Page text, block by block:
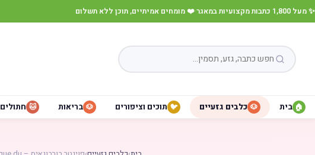
✨ מעל 1,800 כתבות מקצועיות במאגר ·❤️ מומחים אמיתיים, תוכן ללא תשלום
🏠 בית 🐶 כלבים גזעיים 🐦 תוכים וציפורים 🐶 בריאות 🐱 חתולים